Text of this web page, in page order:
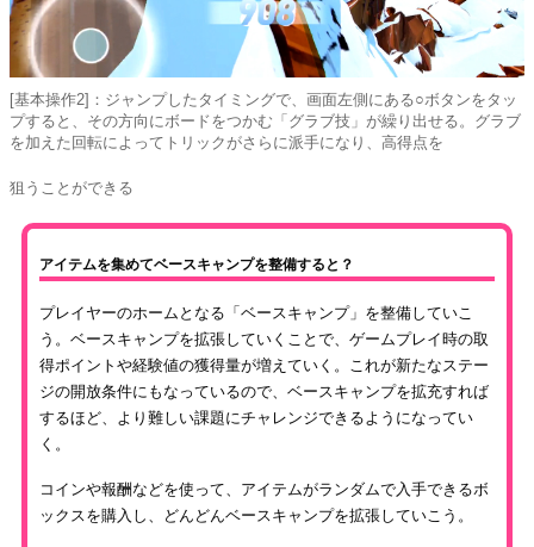
[基本操作2]：ジャンプしたタイミングで、画面左側にある○ボタンをタッ
プすると、その方向にボードをつかむ「グラブ技」が繰り出せる。グラブ
を加えた回転によってトリックがさらに派手になり、高得点を
狙うことができる
アイテムを集めてベースキャンプを整備すると？
プレイヤーのホームとなる「ベースキャンプ」を整備していこ
う。ベースキャンプを拡張していくことで、ゲームプレイ時の取
得ポイントや経験値の獲得量が増えていく。これが新たなステー
ジの開放条件にもなっているので、ベースキャンプを拡充すれば
するほど、より難しい課題にチャレンジできるようになってい
く。
コインや報酬などを使って、アイテムがランダムで入手できるボ
ックスを購入し、どんどんベースキャンプを拡張していこう。